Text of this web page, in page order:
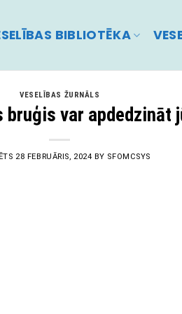
BIBLIOTĒKA
VESELĪBAS ŽURNĀLS
var apdedzināt
28 FEBRUĀRIS, 2024 BY SFOMCSYS